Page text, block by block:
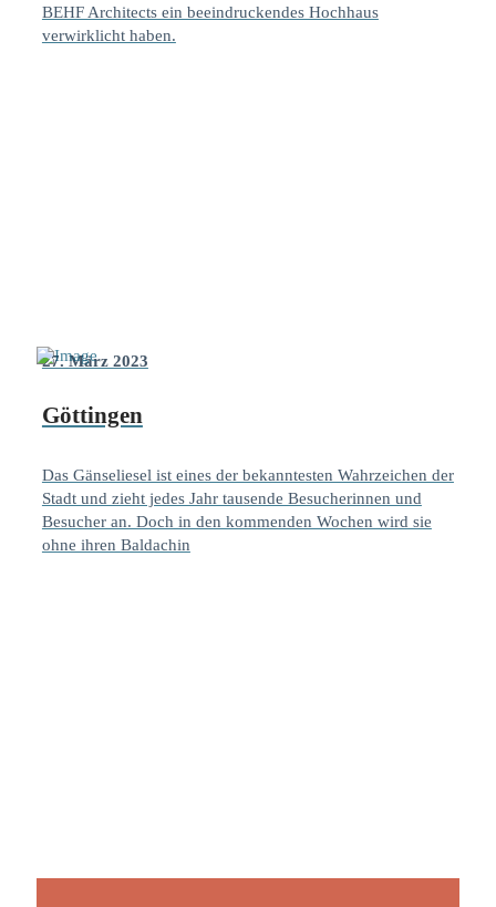
BEHF Architects ein beeindruckendes Hochhaus
verwirklicht haben.
27. März 2023
Göttingen
Das Gänseliesel ist eines der bekanntesten Wahrzeichen der
Stadt und zieht jedes Jahr tausende Besucherinnen und
Besucher an. Doch in den kommenden Wochen wird sie
ohne ihren Baldachin